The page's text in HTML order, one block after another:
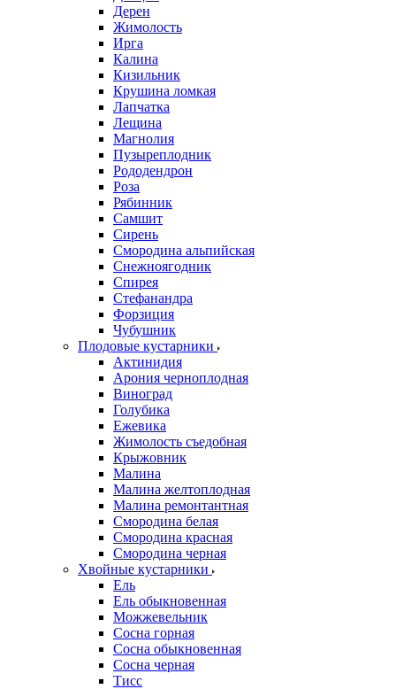
Дерен
Жимолость
Ирга
Калина
Кизильник
Крушина ломкая
Лапчатка
Лещина
Магнолия
Пузыреплодник
Рододендрон
Роза
Рябинник
Самшит
Сирень
Смородина альпийская
Снежноягодник
Спирея
Стефанандра
Форзиция
Чубушник
Плодовые кустарники
Актинидия
Арония черноплодная
Виноград
Голубика
Ежевика
Жимолость съедобная
Крыжовник
Малина
Малина желтоплодная
Малина ремонтантная
Смородина белая
Смородина красная
Смородина черная
Хвойные кустарники
Ель
Ель обыкновенная
Можжевельник
Сосна горная
Сосна обыкновенная
Сосна черная
Тисс